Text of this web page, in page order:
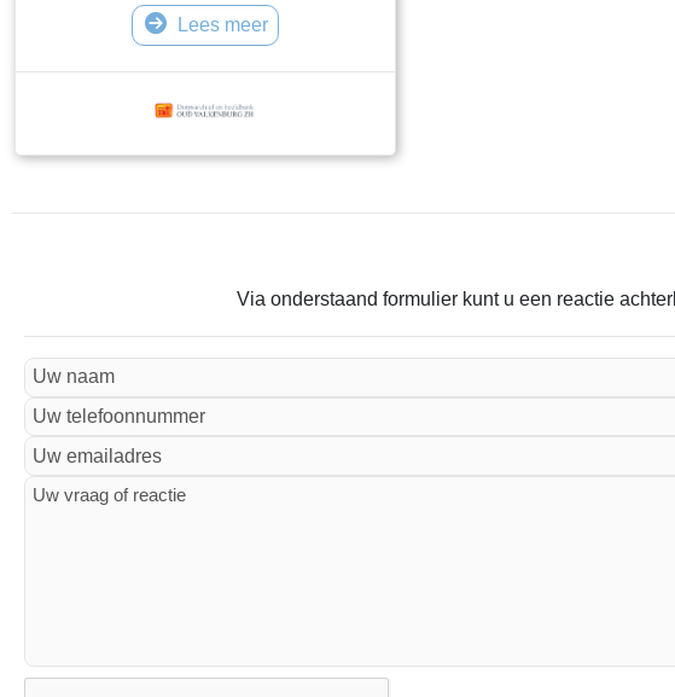
Lees meer
Via onderstaand formulier kunt u een reactie